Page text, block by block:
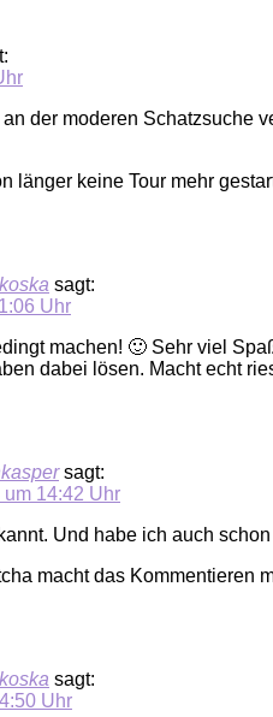
der moderen Schatzsuche
länger keine Tour mehr
sagt:
Uhr
machen! 🙂 Sehr viel
dabei lösen. Macht echt
sagt:
14:42 Uhr
Und habe ich auch
macht das Kommentieren
sagt:
Uhr